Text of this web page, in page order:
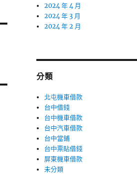
2024 年 4 月
2024 年 3 月
2024 年 2 月
分類
北屯機車借款
台中借錢
台中機車借款
台中汽車借款
台中當鋪
台中票貼借錢
屏東機車借款
未分類